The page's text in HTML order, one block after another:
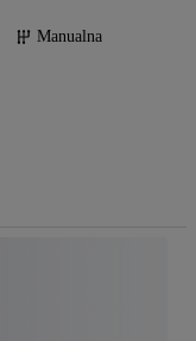
Manualna